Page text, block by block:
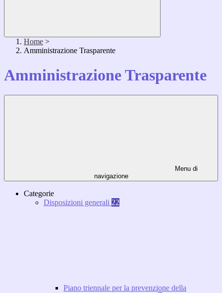
Home >
Amministrazione Trasparente
Amministrazione Trasparente
Menu di
navigazione
Categorie
Disposizioni generali 22
Piano triennale per la prevenzione della